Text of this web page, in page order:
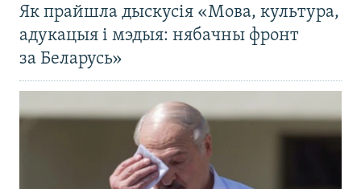
Як прайшла дыскусія «Мова, культура,
адукацыя і мэдыя: нябачны фронт
за Беларусь»